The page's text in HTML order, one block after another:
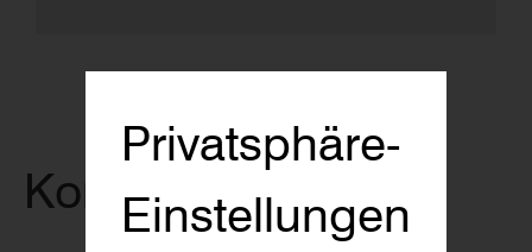
Kontakt
Privatsphäre-
Einstellungen